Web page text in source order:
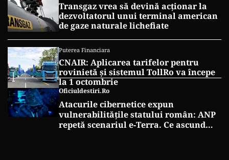
Transgaz vrea să devină acționar la
dezvoltatorul unui terminal american
de gaze naturale lichefiate
Puterea Financiara
CNAIR: Aplicarea tarifelor pentru
rovinietă și sistemul TollRo va începe
la 1 octombrie
Oficiuldestiri.ro
Atacurile cibernetice expun
vulnerabilitățile statului român: ANP
repetă scenariul e‑Terra. Ce ascund